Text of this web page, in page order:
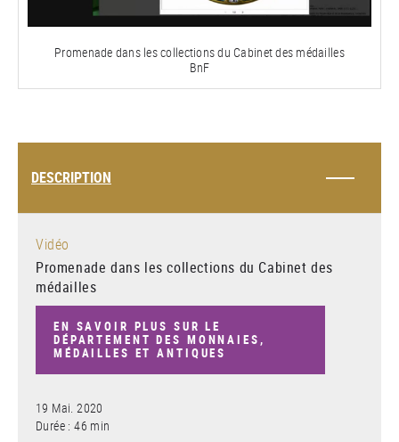
vidéo
Promenade dans les collections du Cabinet des médailles
BnF
DESCRIPTION
Vidéo
Promenade dans les collections du Cabinet des
médailles
EN SAVOIR PLUS SUR LE
DÉPARTEMENT DES MONNAIES,
MÉDAILLES ET ANTIQUES
19 Mai. 2020
Durée : 46 min